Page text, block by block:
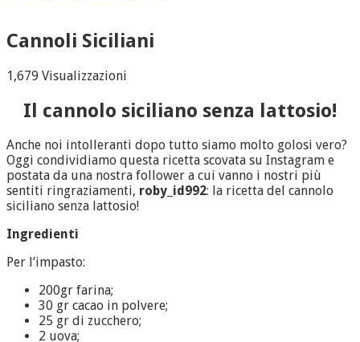
Cannoli Siciliani
1,679 Visualizzazioni
Il cannolo siciliano senza lattosio!
Anche noi intolleranti dopo tutto siamo molto golosi vero?
Oggi condividiamo questa ricetta scovata su Instagram e
postata da una nostra follower a cui vanno i nostri più
sentiti ringraziamenti, roby_id992: la ricetta del cannolo
siciliano senza lattosio!
Ingredienti
Per l’impasto:
200gr farina;
30 gr cacao in polvere;
25 gr di zucchero;
2 uova;